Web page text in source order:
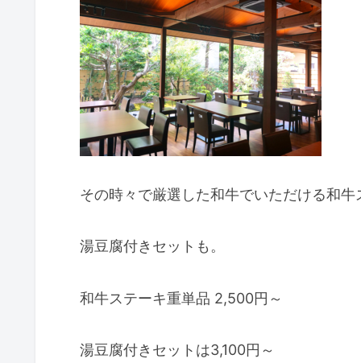
その時々で厳選した和牛でいただける和牛
湯豆腐付きセットも。
和牛ステーキ重単品 2,500円～
湯豆腐付きセットは3,100円～